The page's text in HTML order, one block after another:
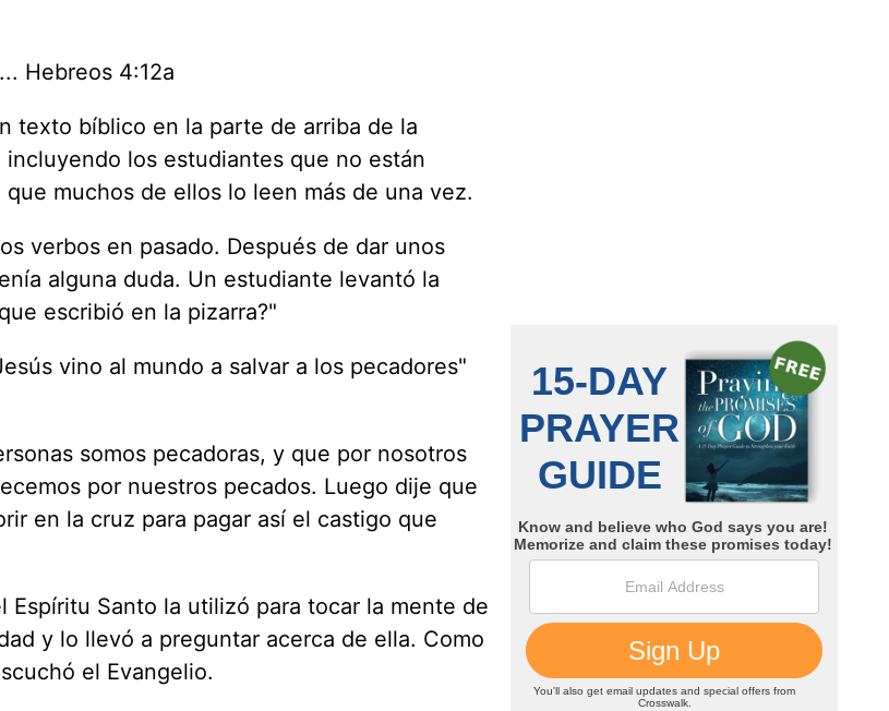
Hebreos 4:12a
texto bíblico en la parte de arriba de la
los estudiantes que no están
muchos de ellos lo leen más de una vez.
verbos en pasado. Después de dar unos
alguna duda. Un estudiante levantó la
escribió en la pizarra?"
vino al mundo a salvar a los pecadores"
somos pecadoras, y que por nosotros
por nuestros pecados. Luego dije que
en la cruz para pagar así el castigo que
Espíritu Santo la utilizó para tocar la mente de
y lo llevó a preguntar acerca de ella. Como
el Evangelio.